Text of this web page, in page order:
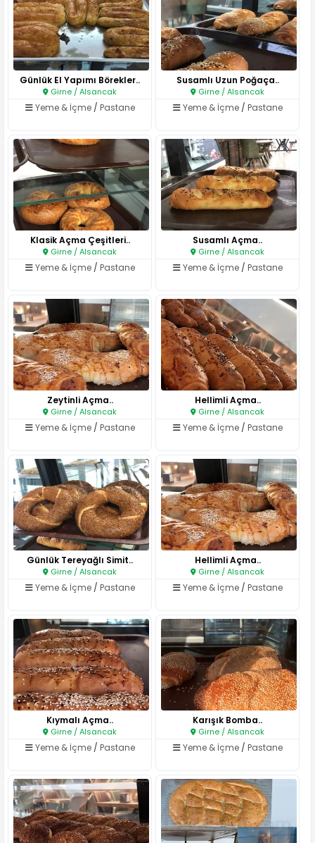
Günlük El Yapımı Börekler..
Girne / Alsancak
Yeme & İçme/ Pastane
Susamlı Uzun Poğaça..
Girne / Alsancak
Yeme & İçme/ Pastane
Klasik Açma Çeşitleri..
Girne / Alsancak
Yeme & İçme/ Pastane
Susamlı Açma..
Girne / Alsancak
Yeme & İçme/ Pastane
Zeytinli Açma..
Girne / Alsancak
Yeme & İçme/ Pastane
Hellimli Açma..
Girne / Alsancak
Yeme & İçme/ Pastane
Günlük Tereyağlı Simit..
Girne / Alsancak
Yeme & İçme/ Pastane
Hellimli Açma..
Girne / Alsancak
Yeme & İçme/ Pastane
Kıymalı Açma..
Girne / Alsancak
Yeme & İçme/ Pastane
Karışık Bomba..
Girne / Alsancak
Yeme & İçme/ Pastane